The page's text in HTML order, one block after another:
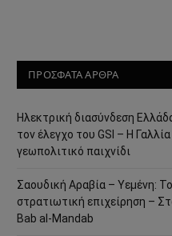
ΠΡΟΣΦΑΤΑ ΑΡΘΡΑ
Ηλεκτρική διασύνδεση
τον έλεγχο του GSI – Η
γεωπολιτικό παιχνίδι
Σαουδική Αραβία – Υεμένη:
στρατιωτική επιχείρηση –
Bab al-Mandab